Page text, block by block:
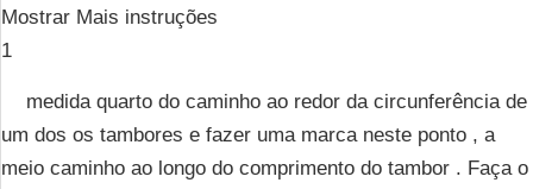
Mostrar Mais instruções
1
medida quarto do caminho ao redor da circunferência de
um dos os tambores e fazer uma marca neste ponto , a
meio caminho ao longo do comprimento do tambor . Faça o